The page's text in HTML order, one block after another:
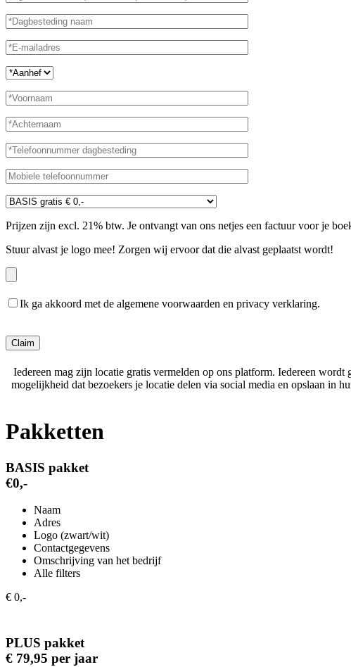
Prijzen zijn excl. 21% btw. Je ontvangt van ons netjes een factuur voor je
Stuur alvast je logo mee! Zorgen wij ervoor dat die alvast geplaatst wordt!
Ik ga akkoord met de algemene voorwaarden en privacy verklaring.
Iedereen mag zijn locatie gratis vermelden op ons platform. Iedereen
mogelijkheid dat bezoekers je locatie delen via social media en opslaan in
Pakketten
BASIS pakket
€0,-
Naam
Adres
Logo (zwart/wit)
Contactgegevens
Omschrijving van het bedrijf
Alle filters
€ 0,-
PLUS pakket
€ 79,95 per jaar